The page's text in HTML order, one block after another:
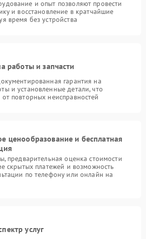
и опыт позволяют провести
и восстановление в кратчайшие
время без устройства
работы и запчасти
гарантия на
и установленные детали, что
повторных неисправностей
ценообразование и бесплатная
предварительная оценка стоимости
скрытых платежей и возможность
по телефону или онлайн на
услуг